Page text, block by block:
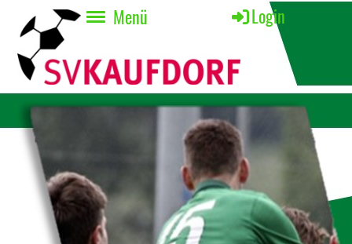
Menü Login